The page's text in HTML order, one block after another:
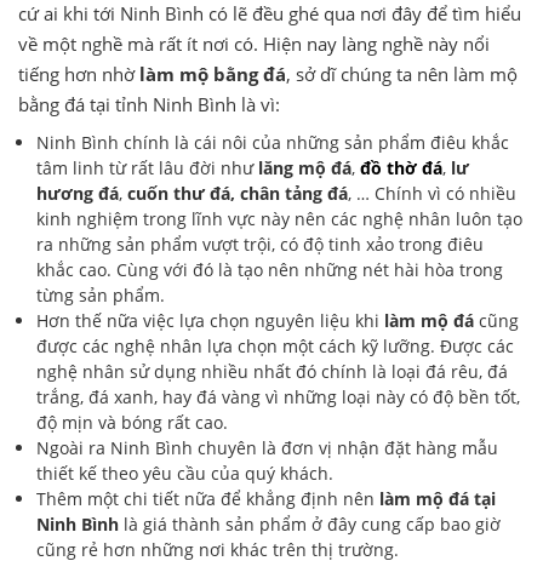
cứ ai khi tới Ninh Bình có lẽ đều ghé qua nơi đây để tìm hiểu
về một nghề mà rất ít nơi có. Hiện nay làng nghề này nổi
tiếng hơn nhờlàm mộ bằng đá, sở dĩ chúng ta nên làm mộ
bằng đá tại tỉnh Ninh Bình là vì:
Ninh Bình chính là cái nôi của những sản phẩm điêu khắc
tâm linh từ rất lâu đời như lăng mộ đá, đồ thờ đá, lư
hương đá, cuốn thư đá, chân tảng đá, … Chính vì có nhiều
kinh nghiệm trong lĩnh vực này nên các nghệ nhân luôn tạo
ra những sản phẩm vượt trội, có độ tinh xảo trong điêu
khắc cao. Cùng với đó là tạo nên những nét hài hòa trong
từng sản phẩm.
Hơn thế nữa việc lựa chọn nguyên liệu khi làm mộ đá cũng
được các nghệ nhân lựa chọn một cách kỹ lưỡng. Được các
nghệ nhân sử dụng nhiều nhất đó chính là loại đá rêu, đá
trắng, đá xanh, hay đá vàng vì những loại này có độ bền tốt,
độ mịn và bóng rất cao.
Ngoài ra Ninh Bình chuyên là đơn vị nhận đặt hàng mẫu
thiết kế theo yêu cầu của quý khách.
Thêm một chi tiết nữa để khẳng định nên làm mộ đá tại
Ninh Bình là giá thành sản phẩm ở đây cung cấp bao giờ
cũng rẻ hơn những nơi khác trên thị trường.